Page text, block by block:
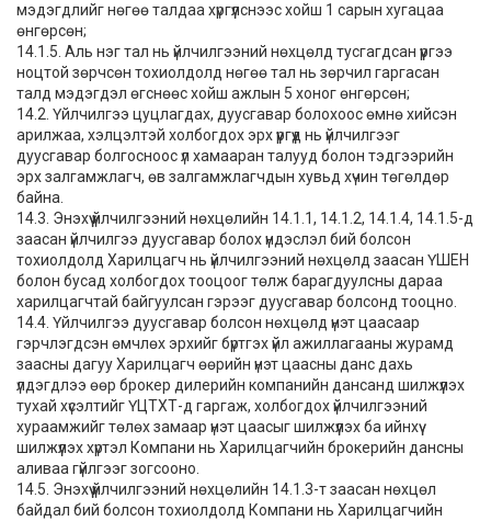
мэдэгдлийг нөгөө талдаа хүргүүлснээс хойш 1 сарын хугацаа
өнгөрсөн;
14.1.5. Аль нэг тал нь үйлчилгээний нөхцөлд тусгагдсан үүргээ
ноцтой зөрчсөн тохиолдолд нөгөө тал нь зөрчил гаргасан
талд мэдэгдэл өгснөөс хойш ажлын 5 хоног өнгөрсөн;
14.2. Үйлчилгээ цуцлагдах, дуусгавар болохоос өмнө хийсэн
арилжаа, хэлцэлтэй холбогдох эрх үүргүүд нь үйлчилгээг
дуусгавар болгосноос үл хамааран талууд болон тэдгээрийн
эрх залгамжлагч, өв залгамжлагчдын хувьд хүчин төгөлдөр
байна.
14.3. Энэхүү үйлчилгээний нөхцөлийн 14.1.1, 14.1.2, 14.1.4, 14.1.5-д
заасан үйлчилгээ дуусгавар болох үндэслэл бий болсон
тохиолдолд Харилцагч нь үйлчилгээний нөхцөлд заасан ҮШЕН
болон бусад холбогдох тооцоог төлж барагдуулсны дараа
харилцагчтай байгуулсан гэрээг дуусгавар болсонд тооцно.
14.4. Үйлчилгээ дуусгавар болсон нөхцөлд үнэт цаасаар
гэрчлэгдсэн өмчлөх эрхийг бүртгэх үйл ажиллагааны журамд
заасны дагуу Харилцагч өөрийн үнэт цаасны данс дахь
үлдэгдлээ өөр брокер дилерийн компанийн дансанд шилжүүлэх
тухай хүсэлтийг ҮЦТХТ-д гаргаж, холбогдох үйлчилгээний
хураамжийг төлөх замаар үнэт цаасыг шилжүүлэх ба ийнхүү
шилжүүлэх хүртэл Компани нь Харилцагчийн брокерийн дансны
аливаа гүйлгээг зогсооно.
14.5. Энэхүү үйлчилгээний нөхцөлийн 14.1.3-т заасан нөхцөл
байдал бий болсон тохиолдолд Компани нь Харилцагчийн